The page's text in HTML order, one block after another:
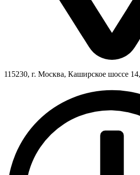
115230, г. Москва, Каширское шоссе